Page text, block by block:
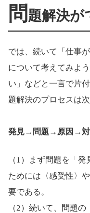
問 題解決が
では、続いて「仕事
について考えてみよ
い」などと一言で片
題解決のプロセスは
発見→問題→原因→
（1）まず問題を「
ためには〈感受性〉
要である。
（2）続いて、問題